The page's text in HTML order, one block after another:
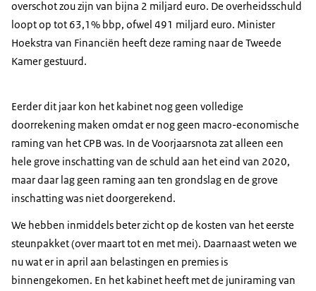
overschot zou zijn van bijna 2 miljard euro. De overheidsschuld
loopt op tot 63,1% bbp, ofwel 491 miljard euro. Minister
Hoekstra van Financiën heeft deze raming naar de Tweede
Kamer gestuurd.
Eerder dit jaar kon het kabinet nog geen volledige
doorrekening maken omdat er nog geen macro-economische
raming van het CPB was. In de Voorjaarsnota zat alleen een
hele grove inschatting van de schuld aan het eind van 2020,
maar daar lag geen raming aan ten grondslag en de grove
inschatting was niet doorgerekend.
We hebben inmiddels beter zicht op de kosten van het eerste
steunpakket (over maart tot en met mei). Daarnaast weten we
nu wat er in april aan belastingen en premies is
binnengekomen. En het kabinet heeft met de juniraming van